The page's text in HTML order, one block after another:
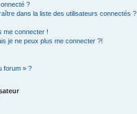
?
dans la liste des utilisateurs connectés ?
me connecter !
je ne peux plus me connecter ?!
forum » ?